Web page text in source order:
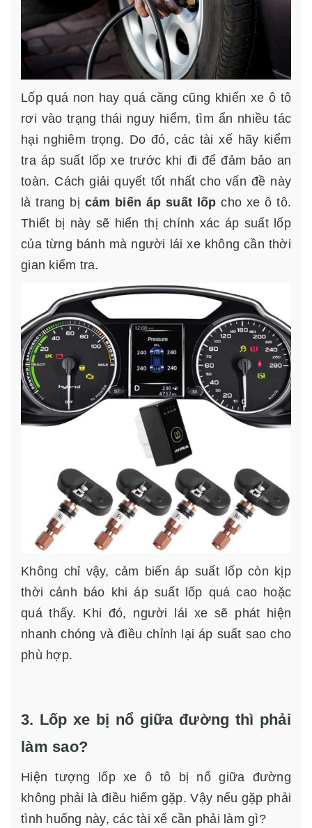
Lốp quá non hay quá căng cũng khiến xe ô tô
rơi vào trạng thái nguy hiểm, tìm ẩn nhiều tác
hại nghiêm trọng. Do đó, các tài xế hãy kiểm
tra áp suất lốp xe trước khi đi để đảm bảo an
toàn. Cách giải quyết tốt nhất cho vấn đề này
là trang bị cảm biến áp suất lốp cho xe ô tô.
Thiết bị này sẽ hiển thị chính xác áp suất lốp
của từng bánh mà người lái xe không cần thời
gian kiểm tra.
Không chỉ vậy, cảm biến áp suất lốp còn kịp
thời cảnh báo khi áp suất lốp quá cao hoặc
quá thấy. Khi đó, người lái xe sẽ phát hiện
nhanh chóng và điều chỉnh lại áp suất sao cho
phù hợp.
3. Lốp xe bị nổ giữa đường thì phải
làm sao?
Hiện tượng lốp xe ô tô bị nổ giữa đường
không phải là điều hiếm gặp. Vậy nếu gặp phải
tình huống này, các tài xế cần phải làm gì?